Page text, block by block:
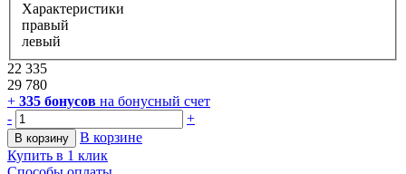
Характеристики
правый
левый
22 335
29 780
+ 335 бонусов на бонусный счет
-
+
В корзину
В корзине
Купить в 1 клик